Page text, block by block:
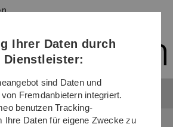
Direkt
Direkt
Direkt
(Sprache,
Drucken,
Media)
Direkt
Direkt
Ihrer Daten durch
Dienstleister:
sind Daten und
Fremdanbietern integriert.
benutzen Tracking-
Ihre Daten für eigene Zwecke zu